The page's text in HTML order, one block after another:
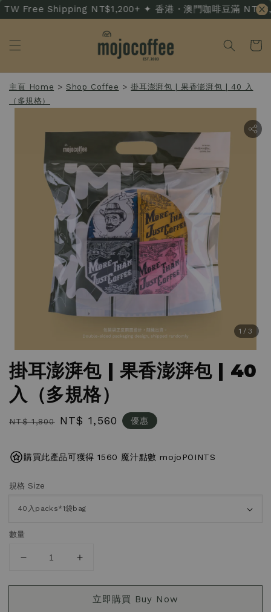
Free Shipping NT$1,200+ ✦ 香港・澳門咖啡豆滿
主頁 Home > Shop Coffee >掛耳澎湃包 | 果香澎湃包 | 40 入
（多規格）
1 /3
掛耳澎湃包 | 果香澎湃包 | 40
入（多規格）
Regular
NT$ 1,800
Sale
NT$ 1,560 優惠
購買此產品可獲得 1560 魔汁點數 mojoPOINTS
規格 Size
數量
立即購買 Buy Now